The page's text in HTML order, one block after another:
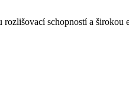
schopností a širokou